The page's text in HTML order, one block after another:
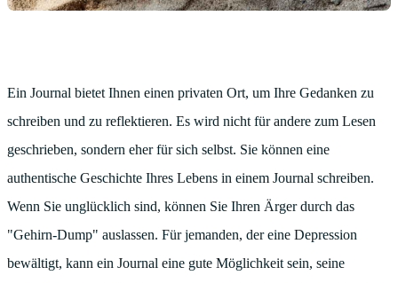
Ein Journal bietet Ihnen einen privaten Ort, um Ihre Gedanken zu
schreiben und zu reflektieren. Es wird nicht für andere zum Lesen
geschrieben, sondern eher für sich selbst. Sie können eine
authentische Geschichte Ihres Lebens in einem Journal schreiben.
Wenn Sie unglücklich sind, können Sie Ihren Ärger durch das
"Gehirn-Dump" auslassen. Für jemanden, der eine Depression
bewältigt, kann ein Journal eine gute Möglichkeit sein, seine